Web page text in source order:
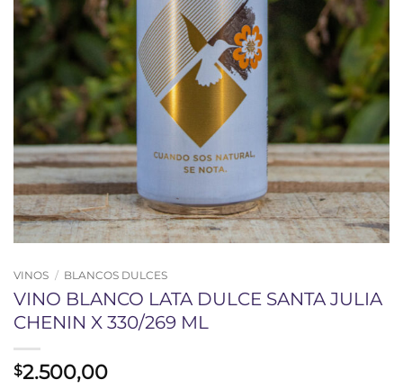
VINOS / BLANCOS DULCES
VINO BLANCO LATA DULCE SANTA JULIA
CHENIN X 330/269 ML
$2.500,00